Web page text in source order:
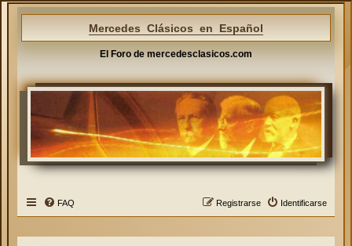
Mercedes Clásicos en Español
El Foro de mercedesclasicos.com
FAQ Identificarse
Registrarse